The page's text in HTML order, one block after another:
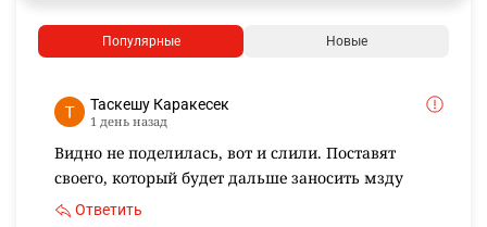
Популярные Новые
Таскешу Каракесек
1 день назад
Видно не поделилась, вот и слили. Поставят
своего, который будет дальше заносить мзду
Ответить